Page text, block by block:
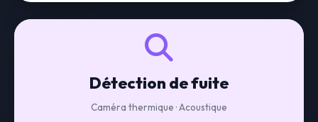
Détection de fuite
Caméra thermique · Acoustique